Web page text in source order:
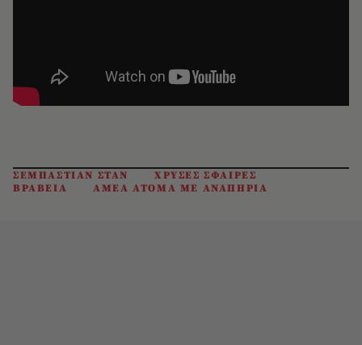
ΣΕΜΠΑΣΤΙΑΝ ΣΤΑΝ
ΧΡΥΣΕΣ ΣΦΑΙΡΕΣ
ΒΡΑΒΕΙΑ
ΑΜΕΑ ΑΤΟΜΑ ΜΕ ΑΝΑΠΗΡΙΑ